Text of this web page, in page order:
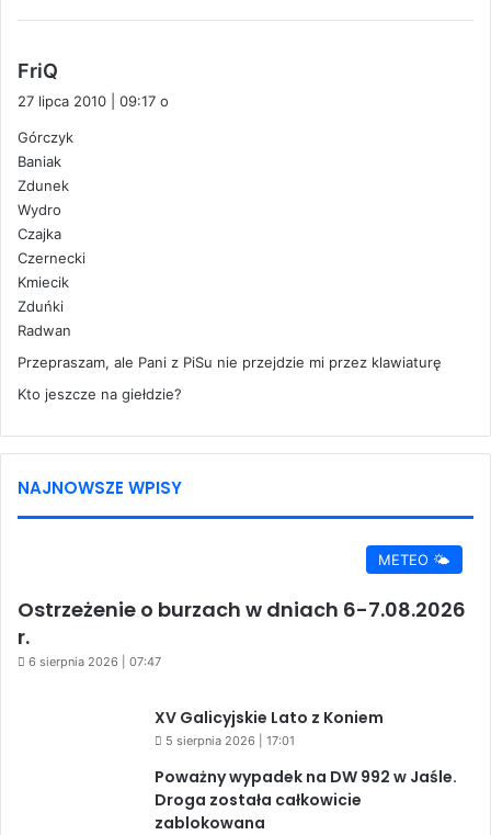
FriQ
z
e
:
27 lipca 2010 | 09:17 o
Górczyk
Baniak
Zdunek
Wydro
Czajka
Czernecki
Kmiecik
Zduńki
Radwan
Przepraszam, ale Pani z PiSu nie przejdzie mi przez klawiaturę
Kto jeszcze na giełdzie?
NAJNOWSZE WPISY
METEO 🌤️
Ostrzeżenie o burzach w dniach 6-7.08.2026
r.
6 sierpnia 2026 | 07:47
XV Galicyjskie Lato z Koniem
5 sierpnia 2026 | 17:01
Poważny wypadek na DW 992 w Jaśle.
Droga została całkowicie
zablokowana